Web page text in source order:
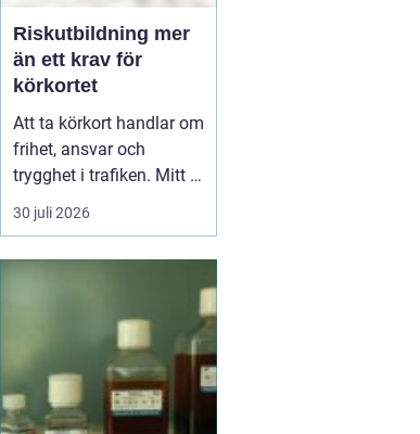
Riskutbildning mer
än ett krav för
körkortet
Att ta körkort handlar om
frihet, ansvar och
trygghet i trafiken. Mitt i
allt detta finns
riskutbildning, som
tanke: att ge blivande
förare en realistisk bild
av r...
30 juli 2026